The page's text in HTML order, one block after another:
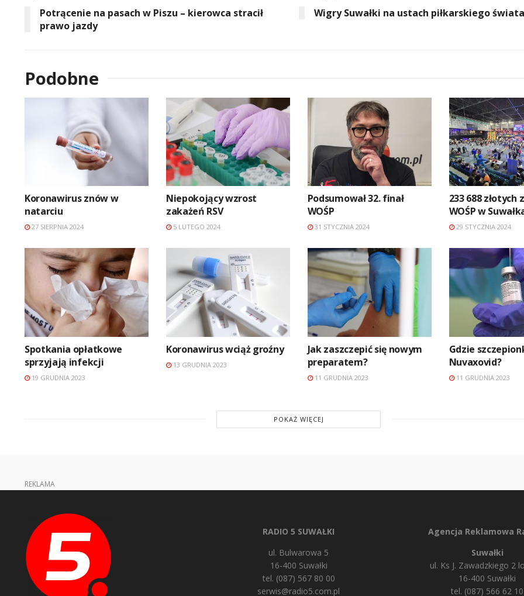
Potrącenie na pasach w Piszu – kierowca stracił
prawo jazdy
Wigry Suwałki na ustach piłkarskiego świata
Podobne
Koronawirus znów w
natarciu
27 SIERPNIA 2024
Niepokojący wzrost
zakażeń RSV
5 LUTEGO 2024
Podsumował 32. finał
WOŚP
31 STYCZNIA 2024
233 688 złotych
WOŚP w
29 STYCZNIA 2024
Spotkania opłatkowe
sprzyjają infekcji
19 GRUDNIA 2023
Koronawirus wciąż groźny
13 GRUDNIA 2023
Jak zaszczepić się nowym
preparatem?
11 GRUDNIA 2023
Gdzie
Nuvaxovid?
11 GRUDNIA 2023
POKAŻ WIĘCEJ
REKLAMA
RADIO 5 SUWAŁKI
ul. Bulwarowa 5
16-400 Suwałki
tel. (087) 567 80 00
serwis@radio5.com.pl
Agencja Reklamowa
Suwałki
ul. Ks J. Zawadzkiego 2
16-400 Suwałki
tel. (087) 566 62 10